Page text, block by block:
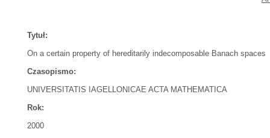
Tytuł:
On a certain property of hereditarily indecomposable Banach spaces
Czasopismo:
UNIVERSITATIS IAGELLONICAE ACTA MATHEMATICA
Rok:
2000